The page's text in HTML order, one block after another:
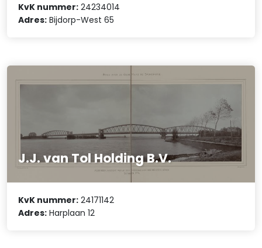
KvK nummer: 24234014
Adres: Bijdorp-West 65
J.J. van Tol Holding B.V.
KvK nummer: 24171142
Adres: Harplaan 12